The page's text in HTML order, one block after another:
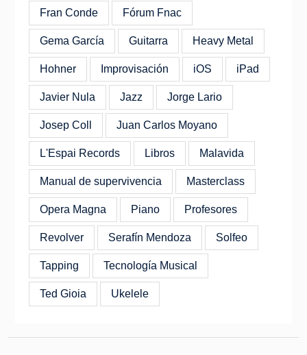
Fran Conde Fórum Fnac
Gema García Guitarra Heavy Metal
Hohner Improvisación iOS iPad
Javier Nula Jazz Jorge Lario
Josep Coll Juan Carlos Moyano
L'Espai Records Libros Malavida
Manual de supervivencia Masterclass
Opera Magna Piano Profesores
Revolver Serafín Mendoza Solfeo
Tapping Tecnología Musical
Ted Gioia Ukelele